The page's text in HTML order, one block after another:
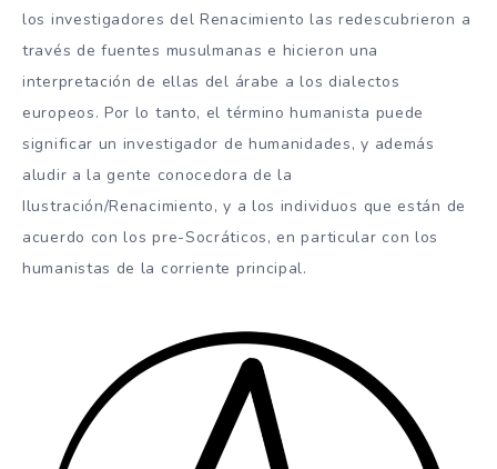
los investigadores del Renacimiento las redescubrieron a
través de fuentes musulmanas e hicieron una
interpretación de ellas del árabe a los dialectos
europeos. Por lo tanto, el término humanista puede
significar un investigador de humanidades, y además
aludir a la gente conocedora de la
Ilustración/Renacimiento, y a los individuos que están de
acuerdo con los pre-Socráticos, en particular con los
humanistas de la corriente principal.